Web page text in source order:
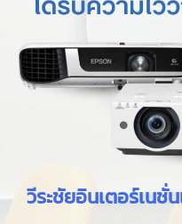
วีระชัยอินเตอร์เน